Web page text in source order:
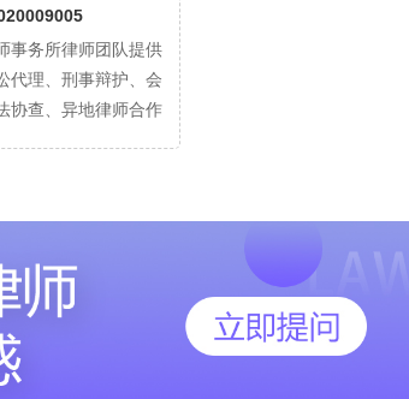
事务所律师团队提供
代理、刑事辩护、会
协查、异地律师合作